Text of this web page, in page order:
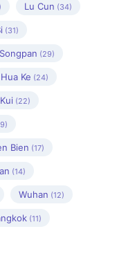
Lu Cun (34)
(31)
Songpan (29)
Hua Ke (24)
(22)
Bien (17)
(14)
Wuhan (12)
(11)